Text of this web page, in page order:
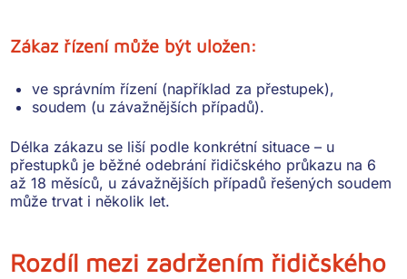
Zákaz řízení může být uložen:
ve správním řízení (například za přestupek),
soudem (u závažnějších případů).
Délka zákazu se liší podle konkrétní situace – u
přestupků je běžné odebrání řidičského průkazu na 6
až 18 měsíců, u závažnějších případů řešených soudem
může trvat i několik let.
Rozdíl mezi zadržením řidičského